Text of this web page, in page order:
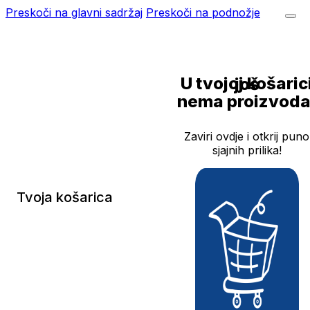
Preskoči na glavni sadržaj Preskoči na podnožje
Tvoja košarica
U tvojoj košarici još
nema
Zaviri ovdje i otkrij puno
sjajnih prilika!